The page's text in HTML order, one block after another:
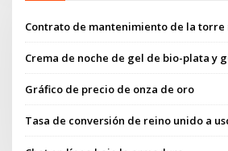
Contrato de mantenimiento de la torre
Crema de noche de gel de bio-plata y
Gráfico de precio de onza de oro
Tasa de conversión de reino unido a